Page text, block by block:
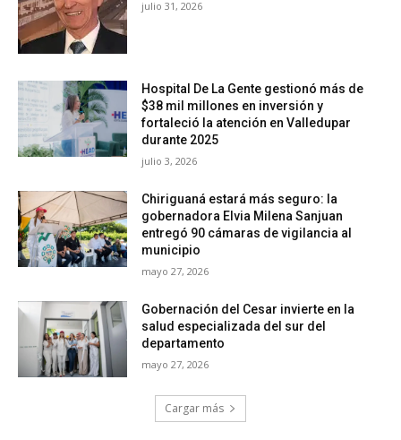
julio 31, 2026
Hospital De La Gente gestionó más de
$38 mil millones en inversión y
fortaleció la atención en Valledupar
durante 2025
julio 3, 2026
Chiriguaná estará más seguro: la
gobernadora Elvia Milena Sanjuan
entregó 90 cámaras de vigilancia al
municipio
mayo 27, 2026
Gobernación del Cesar invierte en la
salud especializada del sur del
departamento
mayo 27, 2026
Cargar más